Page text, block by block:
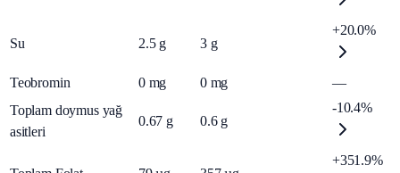
Su 2.5 g 3 g
+20.0%
Teobromin 0 mg 0 mg
—
Toplam doymus yağ
asitleri
0.67 g 0.6 g
-10.4%
+351.9%